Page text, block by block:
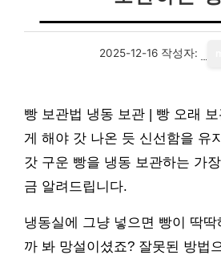
2025-12-16 작성자:
빵 보관법 냉동 보관 | 빵 오래
게 해야 갓 나온 듯 신선함을 유
갓 구운 빵을 냉동 보관하는 가
금 알려드립니다.
냉동실에 그냥 넣으면 빵이 딱
까 봐 망설이셨죠? 잘못된 방법